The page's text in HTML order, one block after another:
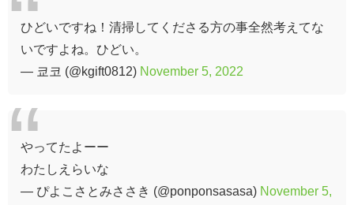
ひどいですね！清掃してくださる方の事全然考えてな
いですよね。ひどい。
— 쿄코 (@kgift0812) November 5, 2022
やってたよーー
わたしえらいな
— ぴよこさとみささき (@ponponsasasa) November 5,